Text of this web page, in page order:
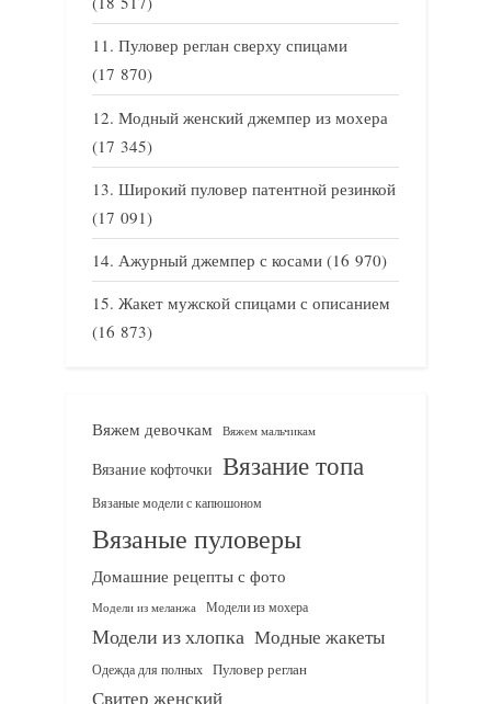
Пуловер реглан сверху спицами
(17 870)
Модный женский джемпер из мохера
(17 345)
Широкий пуловер патентной резинкой
(17 091)
Ажурный джемпер с косами (16 970)
Жакет мужской спицами с описанием
(16 873)
Вяжем девочкам Вяжем мальчикам
Вязание кофточки Вязание топа
Вязаные модели с капюшоном
Вязаные пуловеры
Домашние рецепты с фото
Модели из меланжа Модели из мохера
Модели из хлопка Модные жакеты
Одежда для полных Пуловер реглан
Свитер женский